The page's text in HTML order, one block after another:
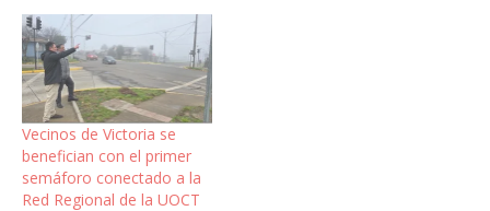
Vecinos de Victoria se
benefician con el primer
semáforo conectado a la
Red Regional de la UOCT